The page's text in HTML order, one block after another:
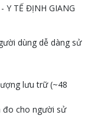
dùng dễ dàng sử
lưu trữ (~48
đo cho người sử